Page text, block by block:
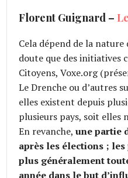
Florent Guignard –
Cela dépend de la nature
doute que des initiatives
Citoyens, Voxe.org
Le Drenche ou d’autres
elles existent depuis
plusieurs pays, soit elles
En revanche,une partie
après les élections ;
plus généralement
année dans le but